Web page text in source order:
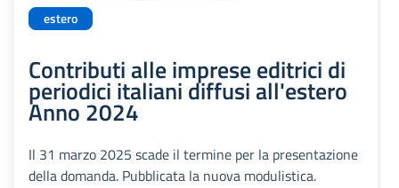
estero
Contributi alle imprese editrici di
periodici italiani diffusi all'estero
Anno 2024
Il 31 marzo 2025 scade il termine per la presentazione
della domanda. Pubblicata la nuova modulistica.